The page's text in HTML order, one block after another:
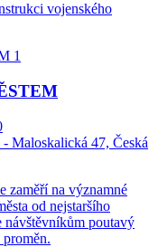
vojenského
Maloskalická 47, Česká
zaměří na významné
od nejstaršího
návštěvníkům poutavý